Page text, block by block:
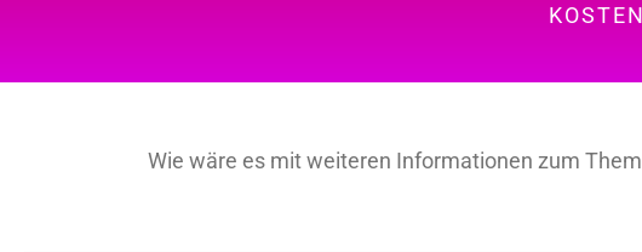
Wie wäre es mit weiteren Informationen zum